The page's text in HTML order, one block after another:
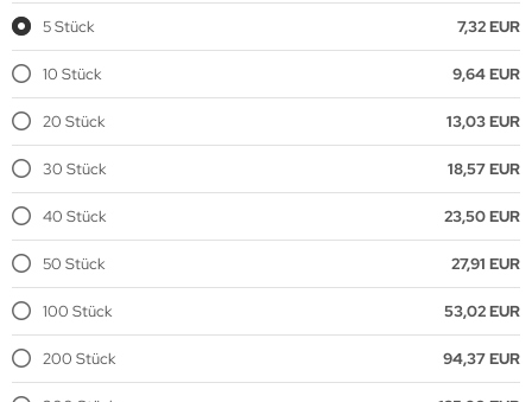
5 Stück 7,32 EUR
10 Stück 9,64 EUR
20 Stück 13,03 EUR
30 Stück 18,57 EUR
40 Stück 23,50 EUR
50 Stück 27,91 EUR
100 Stück 53,02 EUR
200 Stück 94,37 EUR